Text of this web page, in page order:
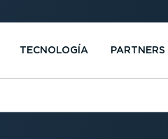
TECNOLOGÍA PARTNERS